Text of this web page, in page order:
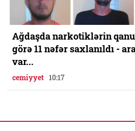
Ağdaşda narkotiklərin
görə 11 nəfər saxlanıldı -
var...
cemiyyet 10:17